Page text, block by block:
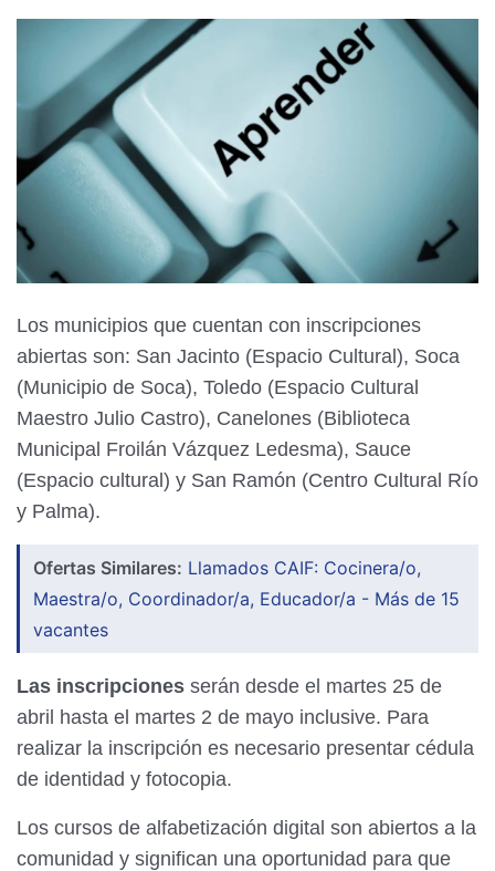
Los municipios que cuentan con inscripciones
abiertas son: San Jacinto (Espacio Cultural), Soca
(Municipio de Soca), Toledo (Espacio Cultural
Maestro Julio Castro), Canelones (Biblioteca
Municipal Froilán Vázquez Ledesma), Sauce
(Espacio cultural) y San Ramón (Centro Cultural Río
y Palma).
Ofertas Similares: Llamados CAIF: Cocinera/o,
Maestra/o, Coordinador/a, Educador/a - Más de 15
vacantes
Las inscripciones serán desde el martes 25 de
abril hasta el martes 2 de mayo inclusive. Para
realizar la inscripción es necesario presentar cédula
de identidad y fotocopia.
Los cursos de alfabetización digital son abiertos a la
comunidad y significan una oportunidad para que